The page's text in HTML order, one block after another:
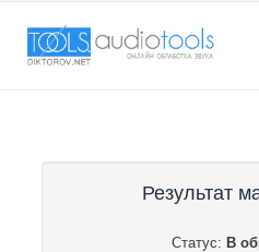
Результат
Статус: В